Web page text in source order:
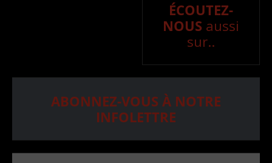
ÉCOUTEZ-
NOUS aussi
sur..
ABONNEZ-VOUS À NOTRE
INFOLETTRE